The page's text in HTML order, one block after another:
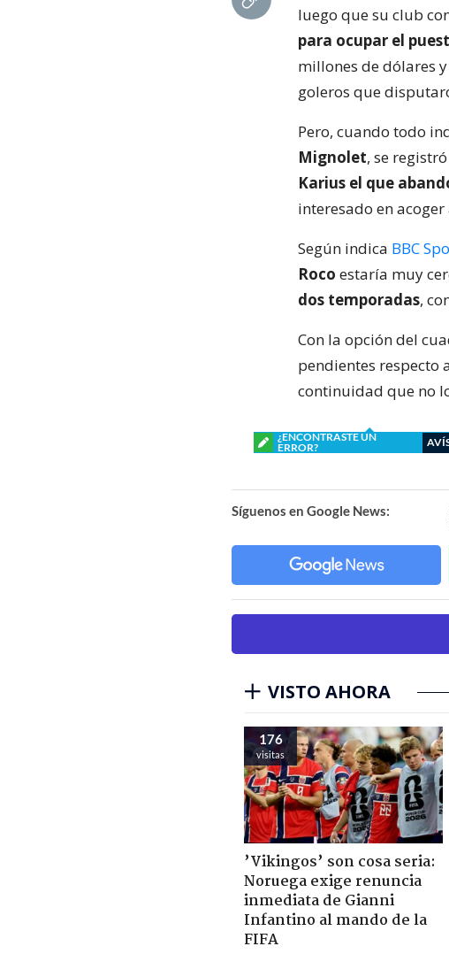
luego que su club
para ocupar el
millones de dólares
goleros que
Pero, cuando todo
Mignolet, se
Karius el que
interesado en
Según indica BBC
Roco estaría muy
dos temporadas,
Con la opción del
pendientes respecto
continuidad que no
¿ENCONTRASTE UN
ERROR?
Síguenos en Google News:
VISTO AHORA
176
visitas
’Vikingos’ son cosa seria:
Noruega exige renuncia
inmediata de Gianni
Infantino al mando de la
FIFA